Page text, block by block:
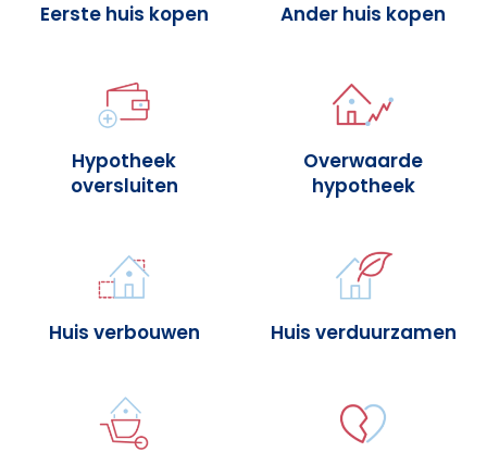
Eerste huis kopen Ander huis kopen
Hypotheek
oversluiten
Overwaarde
hypotheek
Huis verbouwen Huis verduurzamen